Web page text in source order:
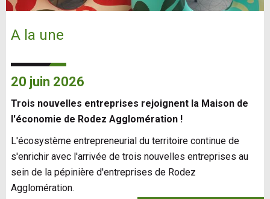
A la une
20 juin 2026
Trois nouvelles entreprises rejoignent la Maison de
l'économie de Rodez Agglomération !
L'écosystème entrepreneurial du territoire continue de
s'enrichir avec l'arrivée de trois nouvelles entreprises au
sein de la pépinière d'entreprises de Rodez
Agglomération.